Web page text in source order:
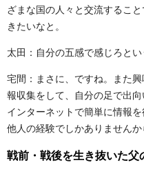
ざまな国の人々と交流するこ
きたいなと。
太田：自分の五感で感じろとい
宅間：まさに、ですね。また
報収集をして、自分の足で出
インターネットで簡単に情報
他人の経験でしかありませんか
戦前・戦後を生き抜いた父